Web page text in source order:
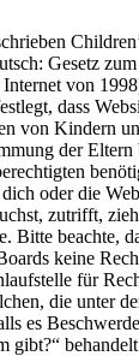
Gesetz
von
dass
von Kindern
der Eltern
oder die
zutrifft,
Bitte beachte,
keine
für
die unter
es
gibt?“